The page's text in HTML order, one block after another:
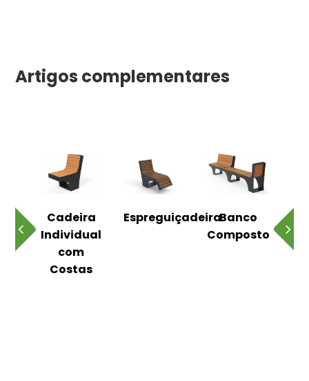
Artigos complementares
Cadeira
Individual
com
Costas
EspreguiçadeiraBanco
Composto